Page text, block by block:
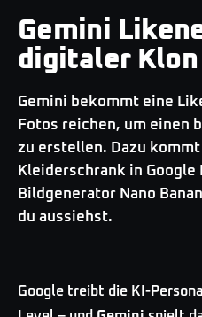
Gemini
digitaler
Gemini bekommt eine
Fotos reichen, um einen
zu erstellen. Dazu
Kleiderschrank in Google
Bildgenerator Nano
du aussiehst.
Google treibt die KI-